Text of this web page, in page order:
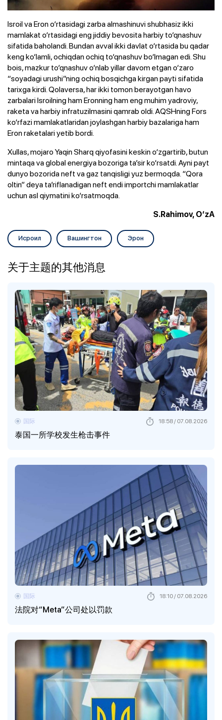
Isroil va Eron o‘rtasidagi zarba almashinuvi shubhasiz ikki
mamlakat o‘rtasidagi eng jiddiy bevosita harbiy to‘qnashuv
sifatida baholandi. Bundan avval ikki davlat o‘rtasida bu qadar
keng ko‘lamli, ochiqdan ochiq to‘qnashuv bo‘lmagan edi. Shu
bois, mazkur to‘qnashuv o‘nlab yillar davom etgan o‘zaro
“soyadagi urushi”ning ochiq bosqichga kirgan payti sifatida
tarixga kirdi. Qolaversa, har ikki tomon berayotgan havo
zarbalari Isroilning ham Eronning ham eng muhim yadroviy,
raketa va harbiy infratuzilmasini qamrab oldi. AQSHning Fors
ko‘rfazi mamlakatlaridan joylashgan harbiy bazalariga ham
Eron raketalari yetib bordi.
Xullas, mojaro Yaqin Sharq qiyofasini keskin o‘zgartirib, butun
mintaqa va global energiya bozoriga ta’sir ko‘rsatdi. Ayni payt
dunyo bozorida neft va gaz tanqisligi yuz bermoqda. “Qora
oltin” deya ta’riflanadigan neft endi importchi mamlakatlar
uchun asl qiymatini ko‘rsatmoqda.
S.Rahimov, O‘zA
Исроил Вашингтон Эрон
关于主题的其他消息
泰国一所学校发生枪击事件
国际 18:58 / 07.08.2026
法院对“Meta”公司处以罚款
国际 18:10 / 07.08.2026